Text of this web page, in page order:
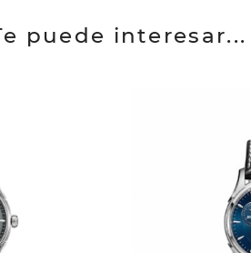
puede interesar...